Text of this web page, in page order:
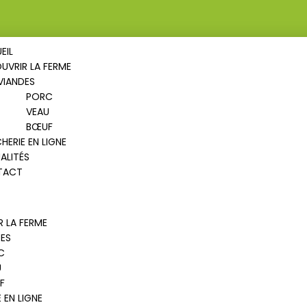
LA FERME
PORC
VEAU
BŒUF
EN LIGNE
LA FERME
LIGNE